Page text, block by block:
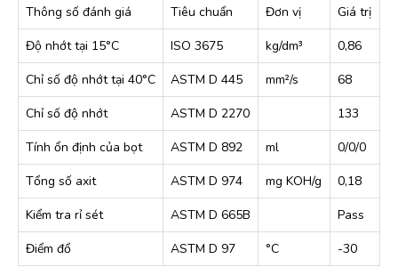
Thông số đánh giá Tiêu chuẩn Đơn vị
Giá trị
Độ nhớt tại 15°C
ISO 3675 kg/dm³
0,86
Chỉ số độ nhớt tại 40°C
ASTM D 445 mm²/s
68
Chỉ số độ nhớt
ASTM D 2270
133
Tính ổn định của bọt
ASTM D 892 ml
0/0/0
Tổng số axit
ASTM D 974 mg KOH/g
0,18
Kiểm tra rỉ sét
ASTM D 665B
Pass
Điểm đổ
ASTM D 97 °C -30